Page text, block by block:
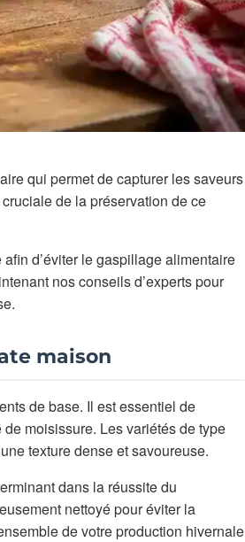
qui permet de capturer les saveurs
de la préservation de ce
d’éviter le gaspillage alimentaire
nos conseils d’experts pour
maison
de base. Il est essentiel de
moisissure. Les variétés de type
texture dense et savoureuse.
dans la réussite du
nettoyé pour éviter la
de votre production hivernale